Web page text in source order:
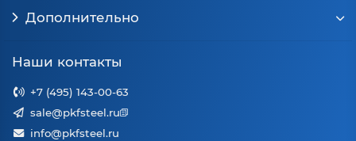
Дополнительно
Наши контакты
+7 (495) 143-00-63
sale@pkfsteel.ru
info@pkfsteel.ru